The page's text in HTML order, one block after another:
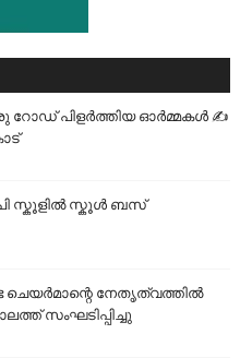
റോഡ് പിളർത്തിയ ഓർമ്മകൾ ✍️
സ്കൂളിൽ സ്കൂൾ ബസ്
ചെയർമാന്റെ നേതൃത്വത്തിൽ
സംഘടിപ്പിച്ചു